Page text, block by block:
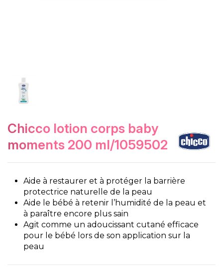
chicco lotion corps baby
moments 200 ml/1059502
Aide à restaurer et à protéger la barrière
protectrice naturelle de la peau
Aide le bébé à retenir l’humidité de la peau et
à paraître encore plus sain
Agit comme un adoucissant cutané efficace
pour le bébé lors de son application sur la
peau